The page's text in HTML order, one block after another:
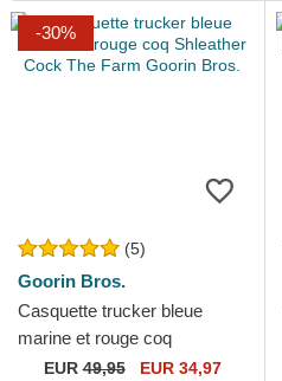
-30%
(5)
Goorin Bros.
Casquette trucker bleue
marine et rouge coq
Shleather Cock The Farm
EUR49,95 EUR 34,97